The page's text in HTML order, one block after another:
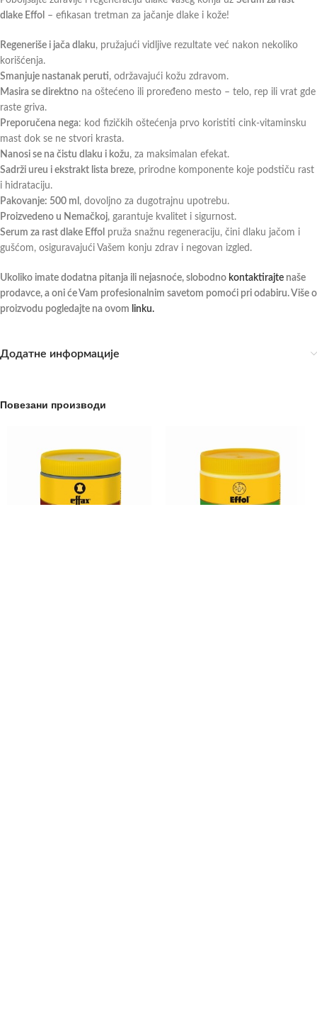
dlake Effol – efikasan tretman za jačanje dlake i kože!
Regeneriše i jača dlaku, pružajući vidljive rezultate već nakon nekoliko
korišćenja.
Smanjuje nastanak peruti, održavajući kožu zdravom.
Masira se direktno na oštećeno ili proređeno mesto – telo, rep ili vrat gde
raste griva.
Preporučena nega: kod fizičkih oštećenja prvo koristiti cink-vitaminsku
mast dok se ne stvori krasta.
Nanosi se na čistu dlaku i kožu, za maksimalan efekat.
Sadrži ureu i ekstrakt lista breze, prirodne komponente koje podstiču rast
i hidrataciju.
Pakovanje: 500 ml , dovoljno za dugotrajnu upotrebu.
Proizvedeno u Nemačkoj, garantuje kvalitet i sigurnost.
Serum za rast dlake Effol pruža snažnu regeneraciju, čini dlaku jačom i
gušćom, osiguravajući Vašem konju zdrav i negovan izgled.
Ukoliko imate dodatna pitanja ili nejasnoće, slobodno kontaktirajte naše
prodavce, a oni će Vam profesionalnim savetom pomoći pri odabiru. Više o
proizvodu pogledajte na ovom linku.
Додатне информације
Повезани производи